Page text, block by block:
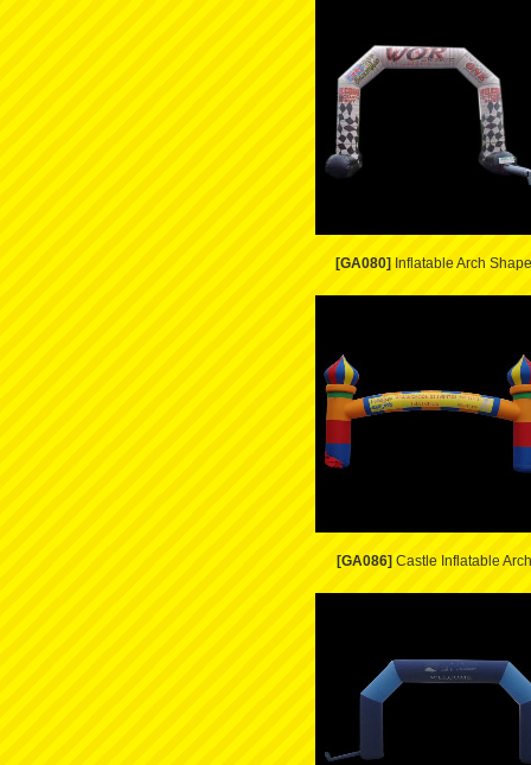
[GA080] Inflatable Arch Shape
[GA086] Castle Inflatable Arch